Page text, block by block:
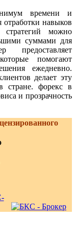
времени и
отработки навыков
можно
суммами для
предоставляет
помогают
ежедневно.
делает эту
стране. форекс в
и прозрачность